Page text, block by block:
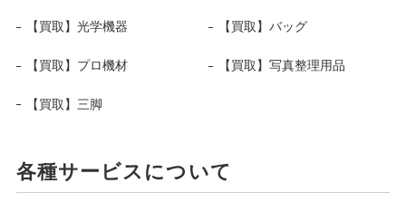
【買取】光学機器 【買取】バッグ
【買取】プロ機材 【買取】写真整理用品
【買取】三脚
各種サービスについて